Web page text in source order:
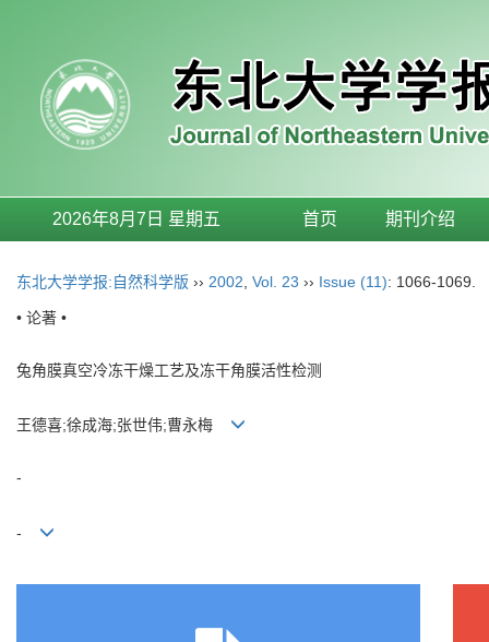
2026年8月7日 星期五 首页 期刊介绍
东北大学学报:自然科学版 ›› 2002 Vol. 23 ›› Issue (11): 1066-1069.
• 论著 •
兔角膜真空冷冻干燥工艺及冻干角膜活性检测
王德喜;徐成海;张世伟;曹永梅
-
-